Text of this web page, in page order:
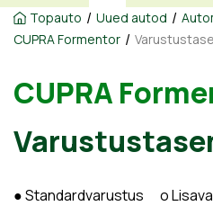
Topauto / Uued autod /
CUPRA Formentor /
CUPRA
● Standardvarustus o